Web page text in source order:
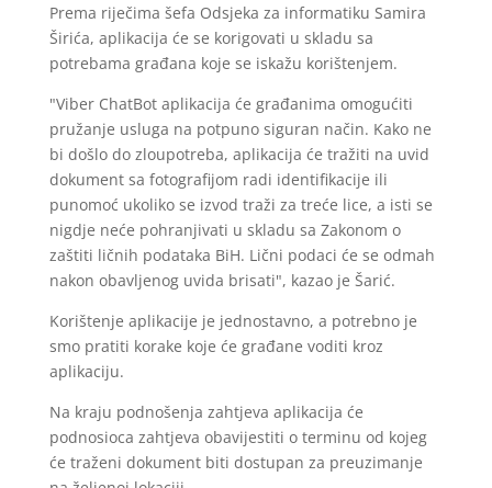
Prema riječima šefa Odsjeka za informatiku Samira
Širića, aplikacija će se korigovati u skladu sa
potrebama građana koje se iskažu korištenjem.
"Viber ChatBot aplikacija će građanima omogućiti
pružanje usluga na potpuno siguran način. Kako ne
bi došlo do zloupotreba, aplikacija će tražiti na uvid
dokument sa fotografijom radi identifikacije ili
punomoć ukoliko se izvod traži za treće lice, a isti se
nigdje neće pohranjivati u skladu sa Zakonom o
zaštiti ličnih podataka BiH. Lični podaci će se odmah
nakon obavljenog uvida brisati", kazao je Šarić.
Korištenje aplikacije je jednostavno, a potrebno je
smo pratiti korake koje će građane voditi kroz
aplikaciju.
Na kraju podnošenja zahtjeva aplikacija će
podnosioca zahtjeva obavijestiti o terminu od kojeg
će traženi dokument biti dostupan za preuzimanje